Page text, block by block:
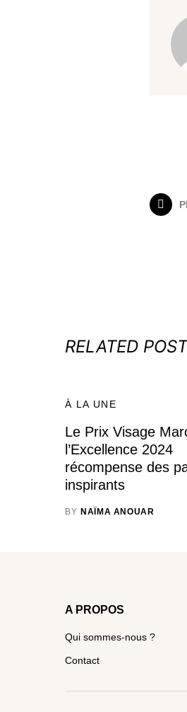
RELATED
À LA UNE
Le Prix Visage
l’Excellence 2024
récompense des
inspirants
BY NAÏMA ANOUAR
A PROPOS
Qui sommes-nous ?
Contact